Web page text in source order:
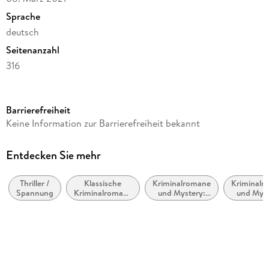
Sprache
deutsch
Seitenanzahl
316
Autor/Autorin
Verlag/Hersteller
Produktart
gebunden
Barrierefreiheit
Keine Information zur Barrierefreiheit bekannt
Entdecken Sie mehr
Thriller /
Spannung
Klassische
Kriminalromane
und Mystery
Kriminalromane
und Mystery:
Polizeiarbeit &
und
Cosy